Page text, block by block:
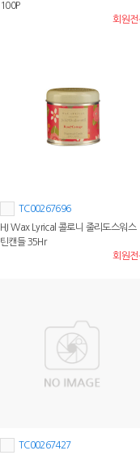
100P
회원전
TC00267696
HJ Wax Lyrical 콜로니 줄리도스워스
틴캔들 35Hr
회원전
TC00267427